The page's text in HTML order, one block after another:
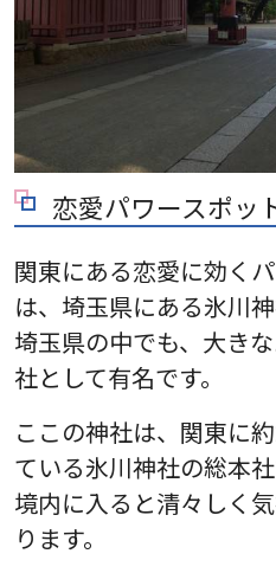
恋愛パワースポ
関東にある恋愛に効く
は、埼玉県にある氷川神
埼玉県の中でも、大き
社として有名です。
ここの神社は、関東に
ている氷川神社の総本社
境内に入ると清々しく
ります。